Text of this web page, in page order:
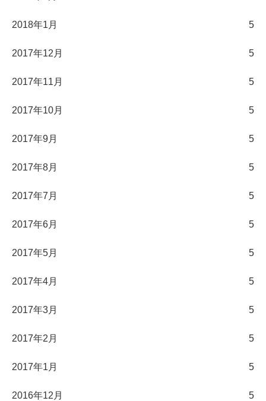
2018年1月 5
2017年12月 5
2017年11月 5
2017年10月 5
2017年9月 5
2017年8月 5
2017年7月 5
2017年6月 5
2017年5月 5
2017年4月 5
2017年3月 5
2017年2月 5
2017年1月 5
2016年12月 5